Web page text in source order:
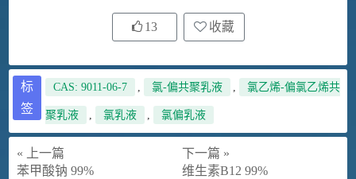
13 收藏
标
签
CAS: 9011-06-7 , 氯-偏共聚乳液 , 氯乙烯-偏氯乙烯共
聚乳液 , 氯乳液 , 氯偏乳液
« 上一篇
苯甲酸钠 99%
下一篇 »
维生素B12 99%